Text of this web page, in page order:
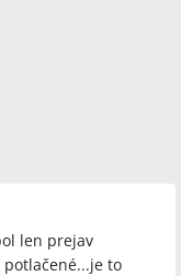
len prejav
to